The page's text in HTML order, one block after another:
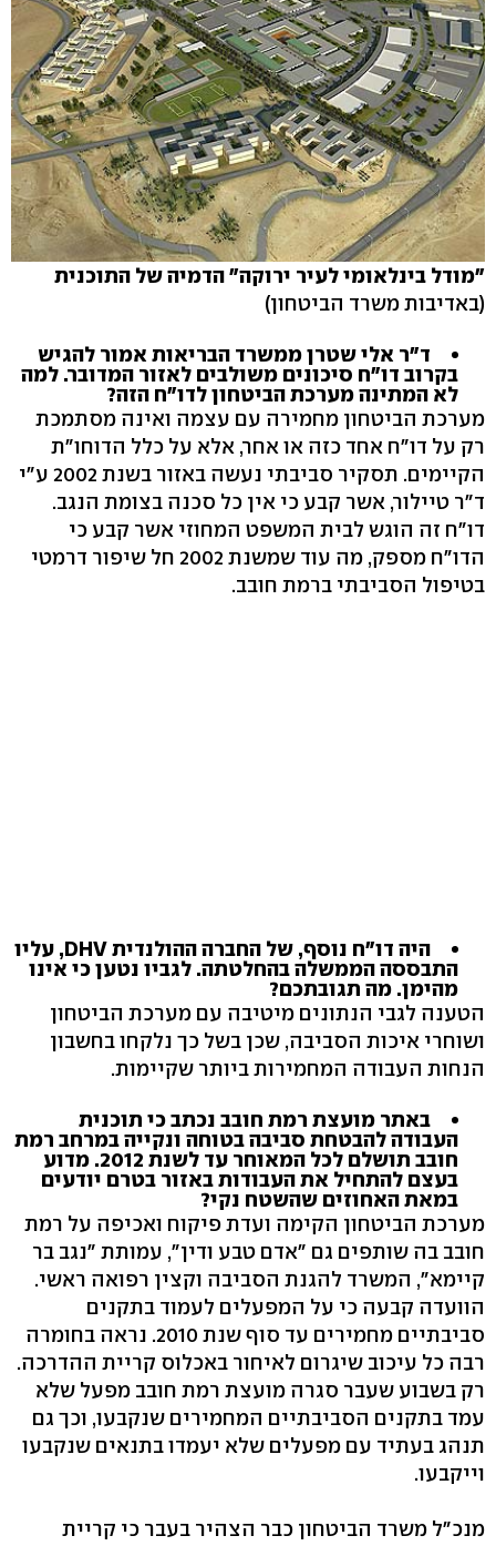
"מודל בינלאומי לעיר ירוקה" הדמיה של התוכנית
(באדיבות משרד הביטחון)
ד"ר אלי שטרן ממשרד הבריאות אמור להגיש
בקרוב דו"ח סיכונים משולבים לאזור המדובר. למה
לא המתינה מערכת הביטחון לדו"ח הזה?
מערכת הביטחון מחמירה עם עצמה ואינה מסתמכת
רק על דו"ח אחד כזה או אחר, אלא על כלל הדוחו"ת
הקיימים. תסקיר סביבתי נעשה באזור בשנת 2002 ע"י
ד"ר טיילור, אשר קבע כי אין כל סכנה בצומת הנגב.
דו"ח זה הוגש לבית המשפט המחוזי אשר קבע כי
הדו"ח מספק, מה עוד שמשנת 2002 חל שיפור דרמטי
בטיפול הסביבתי ברמת חובב.
היה דו"ח נוסף, של החברה ההולנדית DHV, עליו
התבססה הממשלה בהחלטתה. לגביו נטען כי אינו
מהימן. מה תגובתכם?
הטענה לגבי הנתונים מיטיבה עם מערכת הביטחון
ושוחרי איכות הסביבה, שכן בשל כך נלקחו בחשבון
הנחות העבודה המחמירות ביותר שקיימות.
באתר מועצת רמת חובב נכתב כי תוכנית
העבודה להבטחת סביבה בטוחה ונקייה במרחב רמת
חובב תושלם לכל המאוחר עד לשנת 2012. מדוע
בעצם להתחיל את העבודות באזור בטרם יודעים
במאת האחוזים שהשטח נקי?
מערכת הביטחון הקימה ועדת פיקוח ואכיפה על רמת
חובב בה שותפים גם "אדם טבע ודין", עמותת "נגב בר
קיימא", המשרד להגנת הסביבה וקצין רפואה ראשי.
הוועדה קבעה כי על המפעלים לעמוד בתקנים
סביבתיים מחמירים עד סוף שנת 2010. נראה בחומרה
רבה כל עיכוב שיגרום לאיחור באכלוס קריית ההדרכה.
רק בשבוע שעבר סגרה מועצת רמת חובב מפעל שלא
עמד בתקנים הסביבתיים המחמירים שנקבעו, וכך גם
תנהג בעתיד עם מפעלים שלא יעמדו בתנאים שנקבעו
וייקבעו.
מנכ"ל משרד הביטחון כבר הצהיר בעבר כי קריית